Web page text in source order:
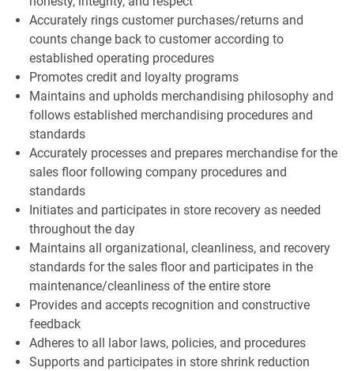
Accurately rings customer purchases/returns and
counts change back to customer according to
established operating procedures
Promotes credit and loyalty programs
Maintains and upholds merchandising philosophy and
follows established merchandising procedures and
standards
Accurately processes and prepares merchandise for the
sales floor following company procedures and
standards
Initiates and participates in store recovery as needed
throughout the day
Maintains all organizational, cleanliness, and recovery
standards for the sales floor and participates in the
maintenance/cleanliness of the entire store
Provides and accepts recognition and constructive
feedback
Adheres to all labor laws, policies, and procedures
Supports and participates in store shrink reduction